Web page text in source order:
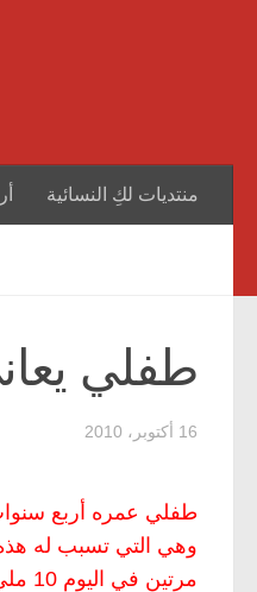
منتديات لكِ النسائية
طفلي
16 أكتوبر، 2010
طفلي عمره أربع